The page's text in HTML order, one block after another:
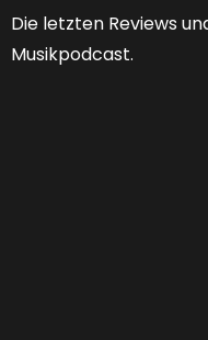
Die letzten Reviews
Musikpodcast.